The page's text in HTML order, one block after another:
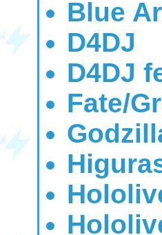
Blue
D4DJ
D4DJ
Fate/